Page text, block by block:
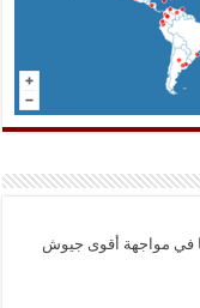
في مواجهة أقوى جيوش